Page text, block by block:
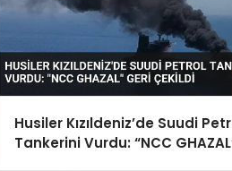
Husiler Kızıldeniz’de Suudi
Tankerini Vurdu: “NCC